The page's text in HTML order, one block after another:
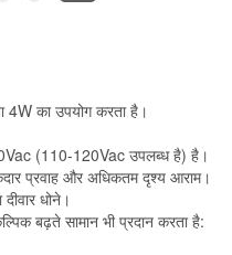
का उपयोग करता है।
(110-120Vac उपलब्ध है) है।
प्रवाह और अधिकतम दृश्य आराम।
धोने।
बढ़ते सामान भी प्रदान करता है: